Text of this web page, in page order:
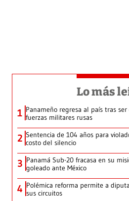
Lo más
1 Panameño regresa al país tras
fuerzas militares rusas
2 Sentencia de 104 años para
costo del silencio
3 Panamá Sub-20 fracasa en su
goleado ante México
4 Polémica reforma permite a
sus circuitos